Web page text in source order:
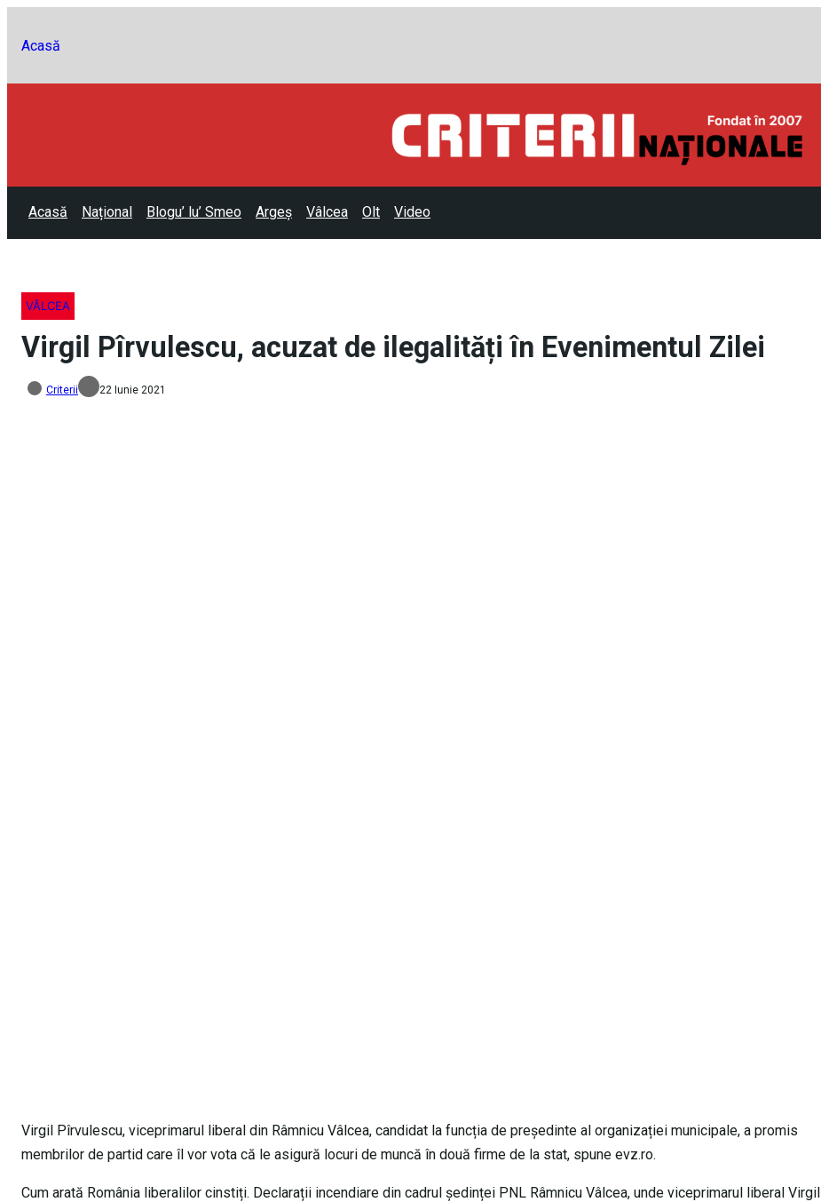
Acasă
Acasă Național Blogu’ lu’ Smeo Argeș Vâlcea Olt Video
VÂLCEA
Virgil Pîrvulescu, acuzat de ilegalități în Evenimentul Zilei
Criterii 22 Iunie 2021
Virgil Pîrvulescu, viceprimarul liberal din Râmnicu Vâlcea, candidat la funcția de președinte al organizației municipale, a promis
membrilor de partid care îl vor vota că le asigură locuri de muncă în două firme de la stat, spune evz.ro.
Cum arată România liberalilor cinstiți. Declarații incendiare din cadrul ședinței PNL Râmnicu Vâlcea, unde viceprimarul liberal Virgil